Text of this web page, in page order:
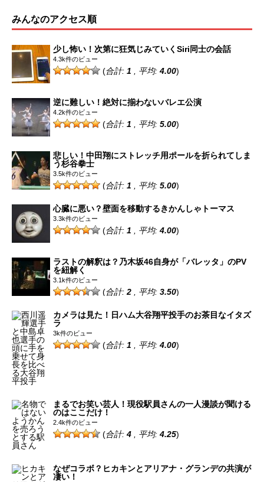
みんなのアクセス順
少し怖い！次第に狂気じみていくSiri同士の会話
4.3k件のビュー
(合計: 1 , 平均: 4.00)
逆に難しい！絶対に揃わないバレエ公演
4.2k件のビュー
(合計: 1 , 平均: 5.00)
悲しい！中田翔にストレッチ用ポールを折られてしま
う杉谷拳士
3.5k件のビュー
(合計: 1 , 平均: 5.00)
心臓に悪い？壁面を移動するきかんしゃトーマス
3.3k件のビュー
(合計: 1 , 平均: 4.00)
ラストの解釈は？乃木坂46自身が「バレッタ」のPV
を紐解く
3.1k件のビュー
(合計: 2 , 平均: 3.50)
カメラは見た！日ハム大谷翔平投手のお茶目なイタズ
ラ
3k件のビュー
(合計: 1 , 平均: 4.00)
まるでお笑い芸人！現役駅員さんの一人漫談が聞ける
のはここだけ！
2.4k件のビュー
(合計: 4 , 平均: 4.25)
なぜコラボ？ヒカキンとアリアナ・グランデの共演が
凄い！